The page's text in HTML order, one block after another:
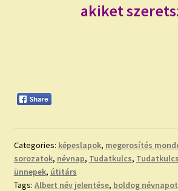
akiket
Categories: képeslapok, megerosítés
sorozatok, névnap, Tudatkulcs,
ünnepek, útitárs
Tags: Albert név jelentése, boldog névnapot